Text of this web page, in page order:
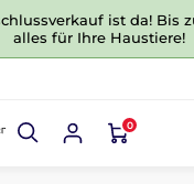
ist da! Bis
alles für Ihre Haustiere!
0